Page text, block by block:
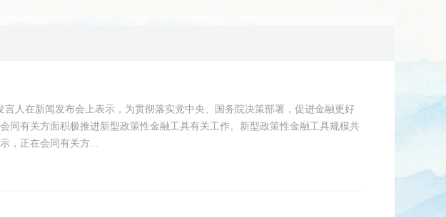
人在新闻发布会上表示，为贯彻落实党中央、国务院决策部署，促进金融更好
同有关方面积极推进新型政策性金融工具有关工作。新型政策性金融工具规模共
，正在会同有关方...